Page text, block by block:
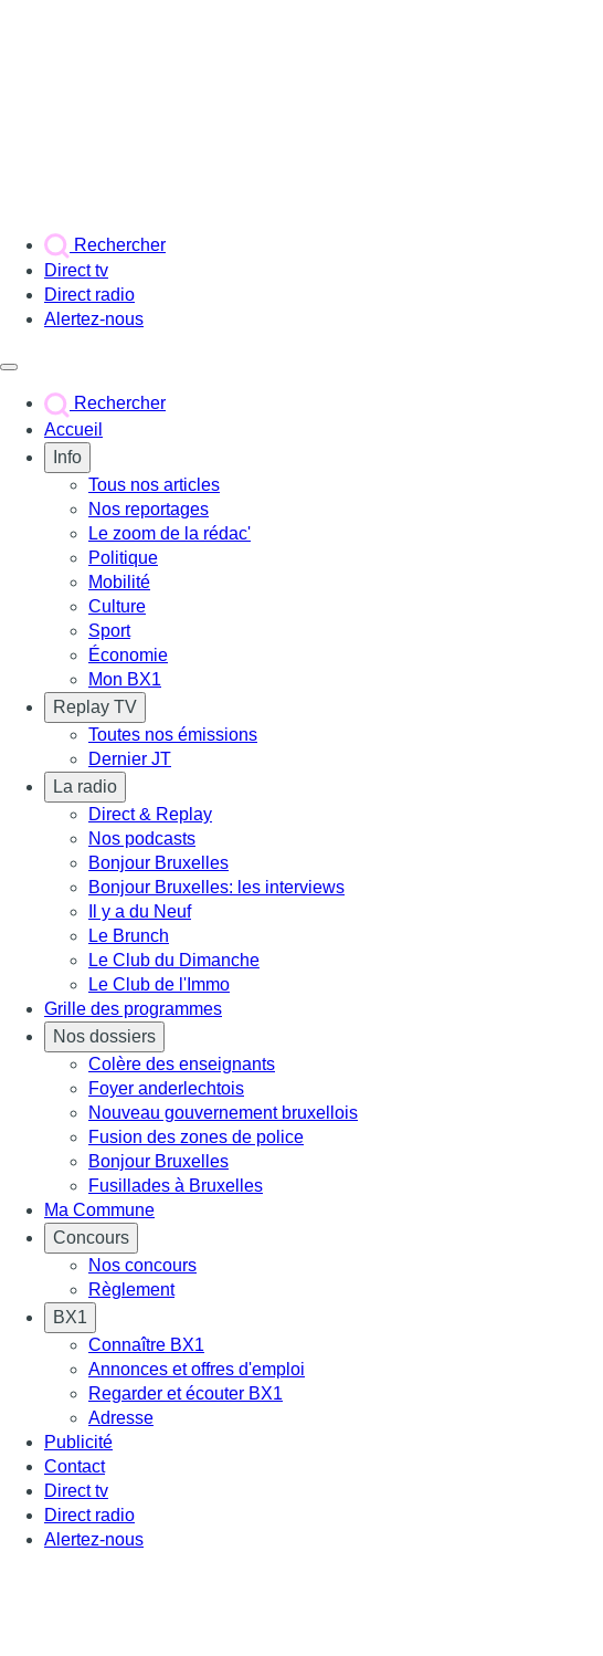
Rechercher
Direct tv
Direct radio
Alertez-nous
Rechercher
Accueil
Info
Tous nos articles
Nos reportages
Le zoom de la rédac'
Politique
Mobilité
Culture
Sport
Économie
Mon BX1
Replay TV
Toutes nos émissions
Dernier JT
La radio
Direct & Replay
Nos podcasts
Bonjour Bruxelles
Bonjour Bruxelles: les interviews
Il y a du Neuf
Le Brunch
Le Club du Dimanche
Le Club de l'Immo
Grille des programmes
Nos dossiers
Colère des enseignants
Foyer anderlechtois
Nouveau gouvernement bruxellois
Fusion des zones de police
Bonjour Bruxelles
Fusillades à Bruxelles
Ma Commune
Concours
Nos concours
Règlement
BX1
Connaître BX1
Annonces et offres d'emploi
Regarder et écouter BX1
Adresse
Publicité
Contact
Direct tv
Direct radio
Alertez-nous